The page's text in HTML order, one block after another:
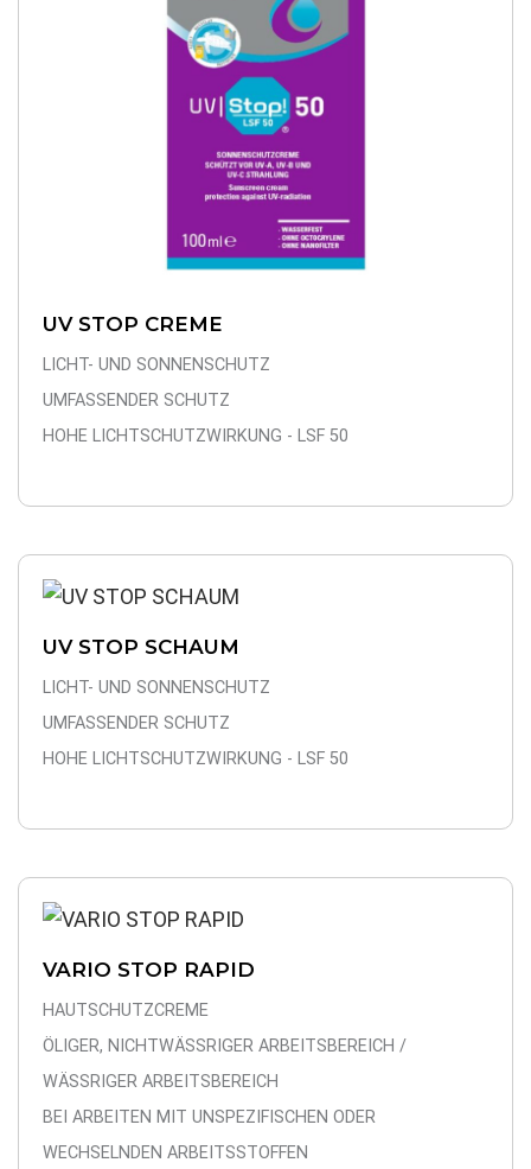
UV STOP CREME
LICHT- UND SONNENSCHUTZ
UMFASSENDER SCHUTZ
HOHE LICHTSCHUTZWIRKUNG - LSF 50
UV STOP SCHAUM
LICHT- UND SONNENSCHUTZ
UMFASSENDER SCHUTZ
HOHE LICHTSCHUTZWIRKUNG - LSF 50
VARIO STOP RAPID
HAUTSCHUTZCREME
ÖLIGER, NICHTWÄSSRIGER ARBEITSBEREICH /
WÄSSRIGER ARBEITSBEREICH
BEI ARBEITEN MIT UNSPEZIFISCHEN ODER
WECHSELNDEN ARBEITSSTOFFEN